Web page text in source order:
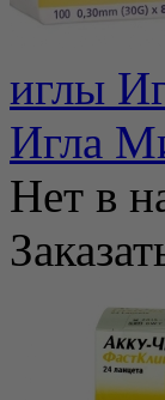
иглы
Игла
Нет в